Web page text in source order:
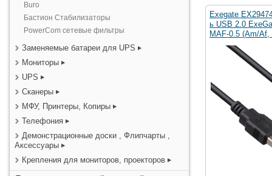
Buro
Бастион Стабилизаторы
PowerCom сетевые фильтры
Заменяемые батареи для UPS
Мониторы
UPS
Сканеры
МФУ, Принтеры, Копиры
Телефония
Демонстрационные доски , Флипчарты ,
Аксессуары
Крепления для мониторов, проекторов
Exegate
ь USB 2.0
MAF-0.5 (Am/Af,